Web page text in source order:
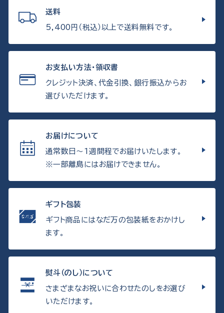
送料
5,400円（税込）以上で送料無料です。
お支払い方法・領収書
クレジット決済、代金引換、銀行振込からお
選びいただけます。
お届けについて
通常数日〜1週間程でお届けいたします。
※一部離島にはお届けできません。
ギフト包装
ギフト商品にはなだ万の包装紙をおかけし
ます。
熨斗（のし）について
さまざまなお祝いに合わせたのしをお選び
いただけます。